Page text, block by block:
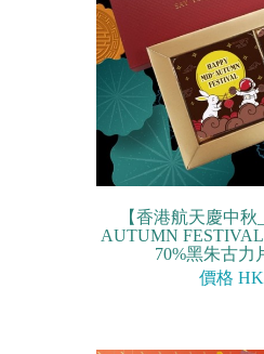
【香港航天慶中
AUTUMN FESTIVAL
70%黑朱古力
價格